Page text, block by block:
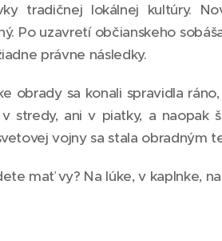
tradičnej lokálnej kultúry.
Po uzavretí občianskeho
právne následky.
obrady sa konali spravidla
v stredy, ani v piatky, a
vojny sa stala obradným
mať vy? Na lúke, v kaplnke,